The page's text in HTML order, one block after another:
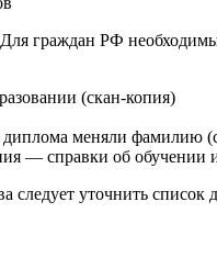
граждан РФ
(скан-копия)
диплома меняли фамилию
— справки об обучении
следует уточнить